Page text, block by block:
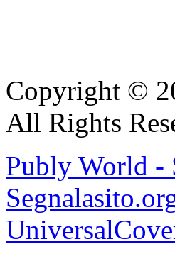
Copyright ©
All Rights
Publy World -